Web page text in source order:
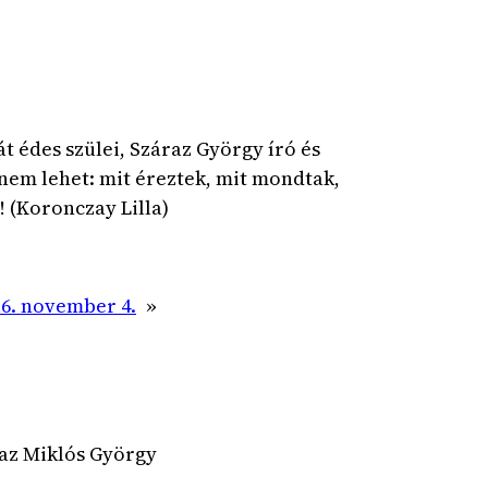
szülei, Száraz György író és
lehet: mit éreztek, mit mondtak,
(Koronczay Lilla)
november 4. »
Miklós György